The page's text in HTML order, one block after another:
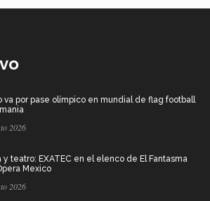
va por pase olímpico en mundial de flag football
2026
y teatro: EXATEC en el elenco de El Fantasma
Mexico
2026